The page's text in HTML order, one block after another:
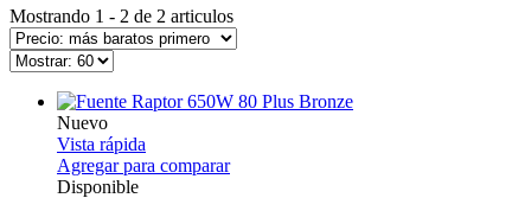
Mostrando 1 - 2 de 2 articulos
Nuevo
Vista rápida
Agregar para comparar
Disponible